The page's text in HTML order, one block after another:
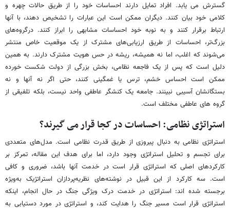
گسترش می یابد. افراد تمایل دارند احساسات خود را از طریق حالات چهره و
کلامی خود بیان کنند. دیگران ممکن است این عبارات را تشخیص دهند، با آنها
ارتباط برقرار کنند و به نوبه خود احساسات مشابهی را ابراز کنند. درگروه‌های
بزرگ‌تر، احساسات از طریق ارزیابی‌های مشترک از یک موقعیت خاص منتشر
می‌شوند که اغلب، اما نه همیشه، ریشه در حس هویت مشترک دارند. به همین
دلیل است که پس از یک فاجعه نظامی، بخش بزرگی از دولت شکست خورده
ممکن است احساس خشم، ترس یا غمگینی کنند، حتی اگر نه آنها و نه
بستگانشان آسیبی نبینند. جامعه یک کنشگر عاطفی واحد نیست، بلکه تلفیقی از
گروه های عاطفی مختلف است.
استراتژی نظامی: احساسات در کجا قرار می گیرند؟
استراتژی نظامی به دنبال پیروزی از طریق قدرت نظامی است. مدل‌های متعددی
برای تجسم و تحلیل استراتژی وجود دارد، اما برای هدف این مقاله، تمرکز بر
کارکردهای اصلی که استراتژی قرار است در خدمت آنها باشد، ضروری و کافی
است. سه کارکرد از این قبیل در نوشته‌های نظریه‌پردازان استراتژیک به‌ویژه
برجسته شده اند: استراتژی در خدمت درک ویژگی جنگ در حال انجام، اینکه
استراتژی قرار است مسیر جنگ را هدایت کند، و استراتژی در مورد دستیابی به